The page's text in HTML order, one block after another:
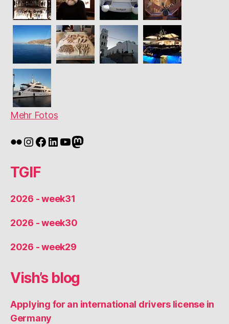
Mehr Fotos
Flickr
Instagram
Facebook
LinkedIn
YouTube
Mastodon
TGIF
2026 - week31
2026 - week30
2026 - week29
Vish’s blog
Applying for an international drivers license in
Germany